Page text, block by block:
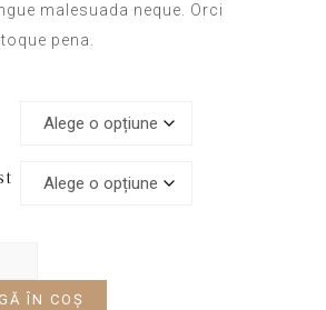
malesuada neque. Orci
pena.
ÎN COȘ